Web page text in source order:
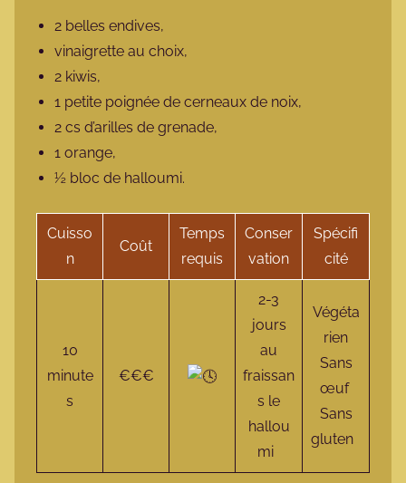
2 belles endives,
vinaigrette au choix,
2 kiwis,
1 petite poignée de cerneaux de noix,
2 cs d’arilles de grenade,
1 orange,
½ bloc de halloumi.
Cuisso
n
Coût
Temps
requis
Conser
vation
Spécifi
cité
10
minute
s
€€€
2-3
jours
au
fraissan
s le
hallou
mi
Végéta
rien
Sans
œuf
Sans
gluten